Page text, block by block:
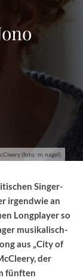
(foto: m. nagel)
Singer-
irgendwie an
Longplayer so
musikalisch-
aus „City of
der
fünften